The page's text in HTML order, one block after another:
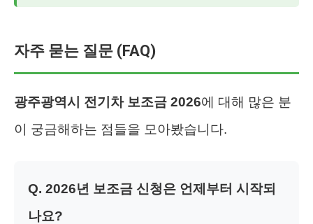
자주 묻는 질문 (FAQ)
광주광역시 전기차 보조금 2026에 대해 많은 분
이 궁금해하는 점들을 모아봤습니다.
Q. 2026년 보조금 신청은 언제부터 시작되
나요?